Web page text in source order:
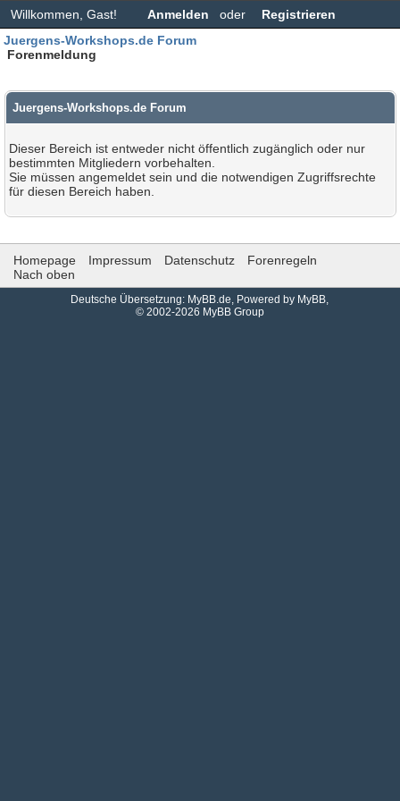
Willkommen, Gast! Anmelden oder
Registrieren
Juergens-Workshops.de Forum
Forenmeldung
Juergens-Workshops.de Forum
Dieser Bereich ist entweder nicht öffentlich zugänglich oder nur
bestimmten Mitgliedern vorbehalten.
Sie müssen angemeldet sein und die notwendigen Zugriffsrechte
für diesen Bereich haben.
Homepage Impressum Datenschutz
Forenregeln
Nach oben
Deutsche Übersetzung: MyBB.de, Powered by MyBB,
© 2002-2026 MyBB Group